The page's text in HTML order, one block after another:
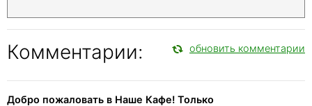
Комментарии: обновить комментарии
Добро пожаловать в Наше Кафе! Только